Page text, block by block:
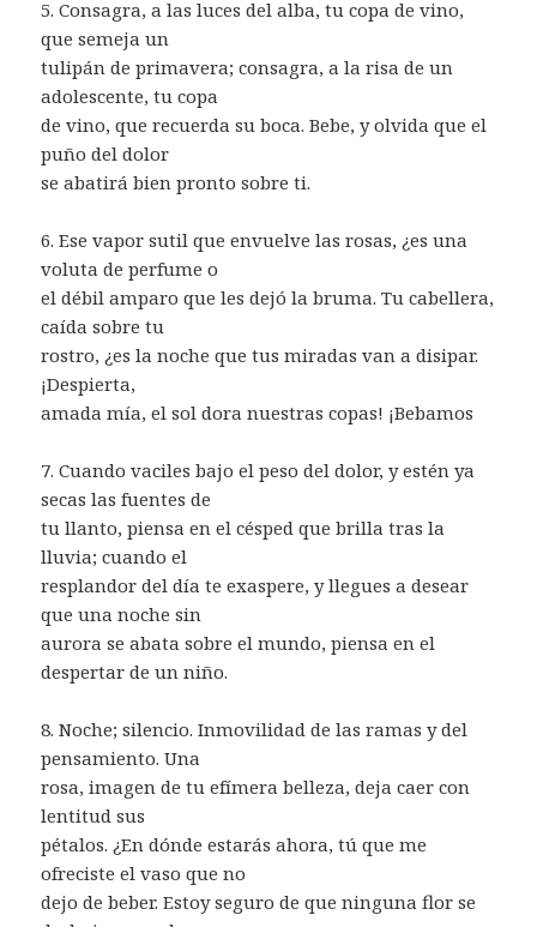
5. Consagra, a las luces del alba, tu copa de vino,
que semeja un
tulipán de primavera; consagra, a la risa de un
adolescente, tu copa
de vino, que recuerda su boca. Bebe, y olvida que el
puño del dolor
se abatirá bien pronto sobre ti.
6. Ese vapor sutil que envuelve las rosas, ¿es una
voluta de perfume o
el débil amparo que les dejó la bruma. Tu cabellera,
caída sobre tu
rostro, ¿es la noche que tus miradas van a disipar.
¡Despierta,
amada mía, el sol dora nuestras copas! ¡Bebamos
7. Cuando vaciles bajo el peso del dolor, y estén ya
secas las fuentes de
tu llanto, piensa en el césped que brilla tras la
lluvia; cuando el
resplandor del día te exaspere, y llegues a desear
que una noche sin
aurora se abata sobre el mundo, piensa en el
despertar de un niño.
8. Noche; silencio. Inmovilidad de las ramas y del
pensamiento. Una
rosa, imagen de tu efímera belleza, deja caer con
lentitud sus
pétalos. ¿En dónde estarás ahora, tú que me
ofreciste el vaso que no
dejo de beber. Estoy seguro de que ninguna flor se